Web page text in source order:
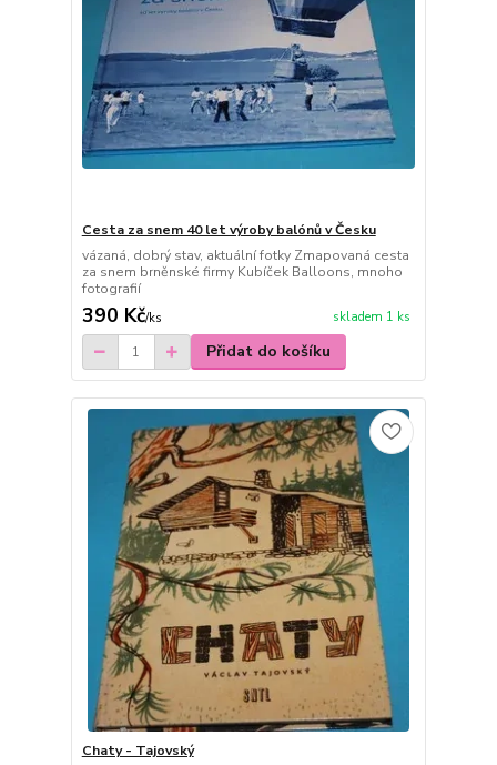
Cesta za snem 40 let výroby balónů v Česku
vázaná, dobrý stav, aktuální fotky Zmapovaná cesta
za snem brněnské firmy Kubíček Balloons, mnoho
fotografií
390 Kč/ks skladem 1 ks
Přidat do košíku
Chaty - Tajovský